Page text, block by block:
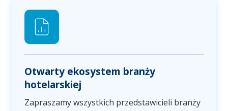
Otwarty ekosystem branży
hotelarskiej
Zapraszamy wszystkich przedstawicieli branży